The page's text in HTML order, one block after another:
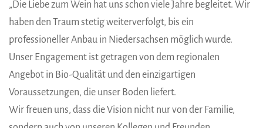
„Die Liebe zum Wein hat uns schon viele Jahre begleitet. Wir
haben den Traum stetig weiterverfolgt, bis ein
professioneller Anbau in Niedersachsen möglich wurde.
Unser Engagement ist getragen von dem regionalen
Angebot in Bio-Qualität und den einzigartigen
Voraussetzungen, die unser Boden liefert.
Wir freuen uns, dass die Vision nicht nur von der Familie,